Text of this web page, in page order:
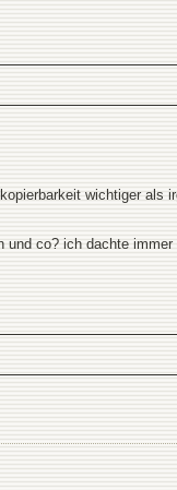
wichtiger als
co? ich dachte